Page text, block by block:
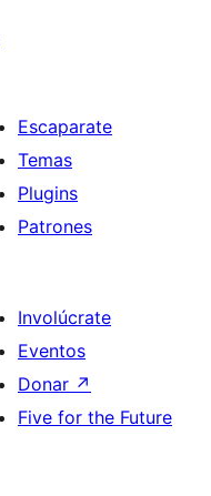
Escaparate
Temas
Plugins
Patrones
Involúcrate
Eventos
Donar ↗
Five for the Future